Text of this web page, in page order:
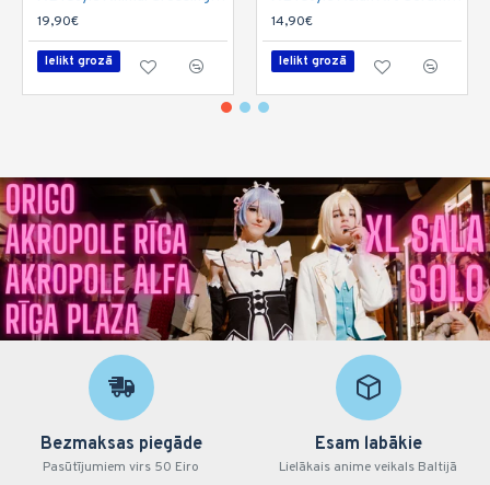
19,90€
Ielikt grozā
14,90€
Ielikt grozā
Bezmaksas piegāde
Pasūtījumiem virs 50 Eiro
Esam labākie
Lielākais anime veikals Baltijā